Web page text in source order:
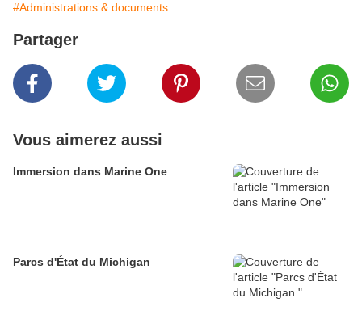
#Administrations & documents
Partager
Vous aimerez aussi
Immersion dans Marine One
Parcs d'État du Michigan